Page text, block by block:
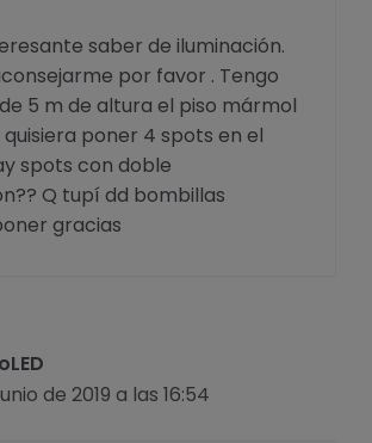
saber de iluminación.
por favor . Tengo
5 m de altura el piso mármol
poner 4 spots en el
spots con doble
Q tupí dd bombillas
gracias
de 2019 a las 16:54